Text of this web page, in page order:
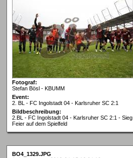
Fotograf:
Stefan Bösl - KBUMM
Event:
2. BL - FC Ingolstadt 04 - Karlsruher SC 2:1
Bildbeschreibung:
2.BL - FC Ingolstadt 04 - Karlsruher SC 2:1 - Sieg
Feier auf dem Spielfeld
BO4_1329.JPG